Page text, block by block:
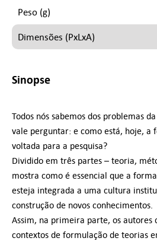
Peso (g)
Dimensões (PxLxA)
Sinopse
Todos nós sabemos dos problemas
vale perguntar: e como está, hoje, a
voltada para a pesquisa?
Dividido em três partes – teoria,
mostra como é essencial que a
esteja integrada a uma cultura
construção de novos conhecimentos.
Assim, na primeira parte, os autores
contextos de formulação de teorias